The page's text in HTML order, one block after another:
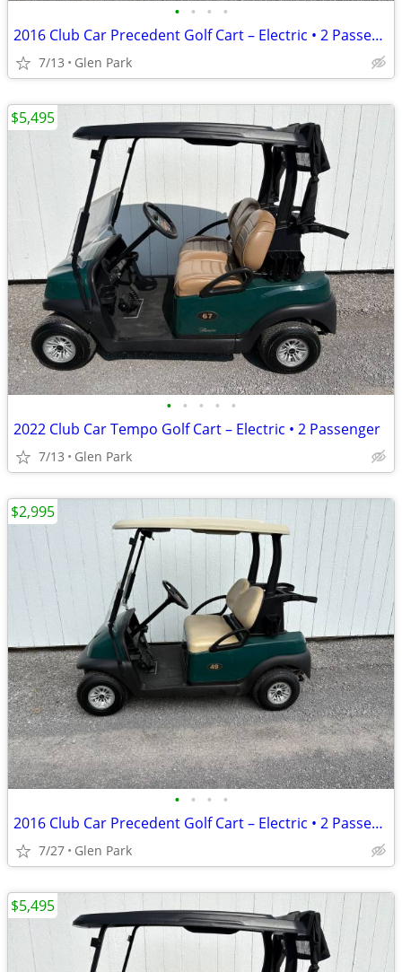
• • • •
2016 Club Car Precedent Golf Cart – Electric • 2 Passenger
7/13 Glen Park
• • • • •
2022 Club Car Tempo Golf Cart – Electric • 2 Passenger
7/13 Glen Park
$5,495
• • • •
2016 Club Car Precedent Golf Cart – Electric • 2 Passenger
7/27 Glen Park
$2,995
$5,495